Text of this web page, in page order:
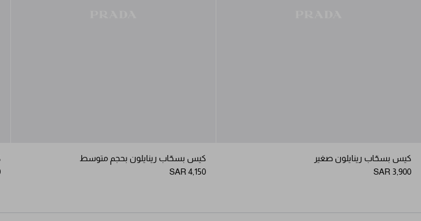
كيس بسحّاب رينايلون صغير
SAR 3,900
كيس بسحّاب رينايلون بحجم متوسط
SAR 4,150